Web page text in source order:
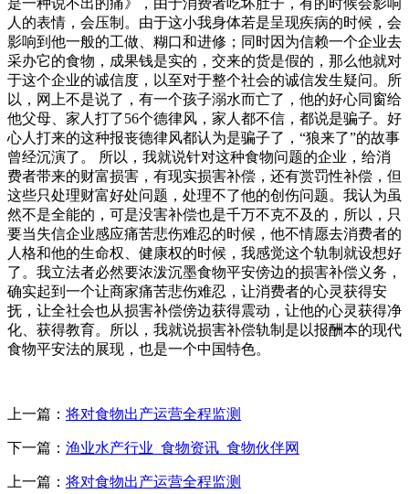
人的表情，会压制。由于这小我身体若是呈现疾病的时候，会
影响到他一般的工做、糊口和进修；同时因为信赖一个企业去
采办它的食物，成果钱是实的，交来的货是假的，那么他就对
于这个企业的诚信度，以至对于整个社会的诚信发生疑问。所
以，网上不是说了，有一个孩子溺水而亡了，他的好心同窗给
他父母、家人打了56个德律风，家人都不信，都说是骗子。好
心人打来的这种报丧德律风都认为是骗子了，“狼来了”的故事
曾经沉演了。 所以，我就说针对这种食物问题的企业，给消
费者带来的财富损害，有现实损害补偿，还有赏罚性补偿，但
这些只处理财富好处问题，处理不了他的创伤问题。我认为虽
然不是全能的，可是没害补偿也是千万不克不及的，所以，只
要当失信企业感应痛苦悲伤难忍的时候，他不情愿去消费者的
人格和他的生命权、健康权的时候，我感觉这个轨制就设想好
了。我立法者必然要浓泼沉墨食物平安傍边的损害补偿义务，
确实起到一个让商家痛苦悲伤难忍，让消费者的心灵获得安
抚，让全社会也从损害补偿傍边获得震动，让他的心灵获得净
化、获得教育。所以，我就说损害补偿轨制是以报酬本的现代
食物平安法的展现，也是一个中国特色。
上一篇： 将对食物出产运营全程监测
下一篇： 渔业水产行业_食物资讯_食物伙伴网
上一篇： 将对食物出产运营全程监测